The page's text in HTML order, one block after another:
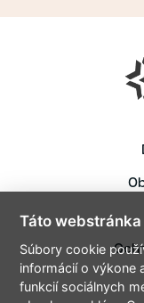
Táto
Súbory cookie
informácií o výkone
funkcií sociálnych